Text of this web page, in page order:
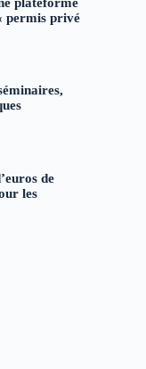
permis privé
de
les